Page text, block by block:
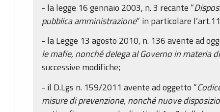
- la legge 16 gennaio 2003, n. 3 recante “
pubblica amministrazione” in particolare
- la Legge 13 agosto 2010, n. 136 avente ad
le mafie, nonché delega al Governo in materia
successive modifiche;
- il D.Lgs n. 159/2011 avente ad oggetto “
misure di prevenzione, nonché nuove